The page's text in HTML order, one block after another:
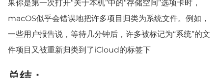
果你是第一次打开“关于本机”中的“存储空间”选项卡时，
macOS似乎会错误地把许多项目归类为系统文件。例如，
一些用户报告说，等待几分钟后，许多被标记为“系统”的文
件项目又被重新归类到了iCloud的标签下